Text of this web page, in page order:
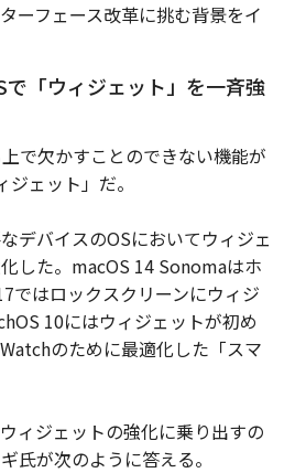
ーフェース改革に挑む背景をイ
で「ウィジェット」を一斉強
で欠かすことのできない機能が
ェット」だ。
デバイスのOSにおいてウィジェ
した。macOS 14 Sonomaはホ
ではロックスクリーンにウィジ
10にはウィジェットが初め
のために最適化した「スマ
ィジェットの強化に乗り出すの
が次のように答える。